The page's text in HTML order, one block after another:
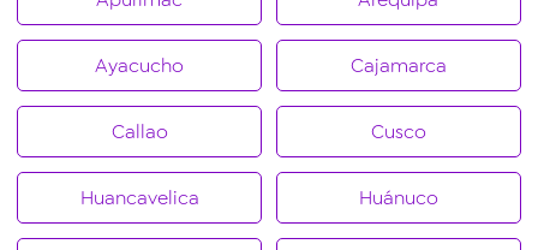
Ayacucho Cajamarca
Callao Cusco
Huancavelica Huánuco